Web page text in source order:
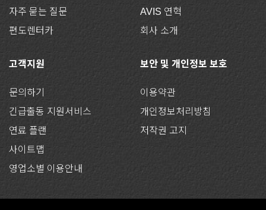
자주 묻는 질문
편도렌터카
AVIS 연혁
회사 소개
고객지원
문의하기
긴급출동 지원서비스
연료 플랜
사이트맵
영업소별 이용안내
보안 및 개인정보 보호
이용약관
개인정보처리방침
저작권 고지